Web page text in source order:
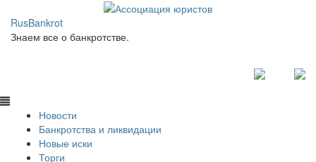
RusBankrot
Знаем все о банкротстве.
Новости
Банкротства и ликвидации
Новые иски
Торги